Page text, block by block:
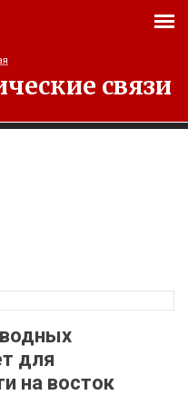
связи
для
на восток